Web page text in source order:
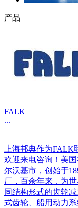
产品
FALK
...
上海邦典作为FALK
欢迎来电咨询！美
尔沃基市，创始于
厂，百余年来，为
同结构形式的齿轮
式齿轮、船用动力